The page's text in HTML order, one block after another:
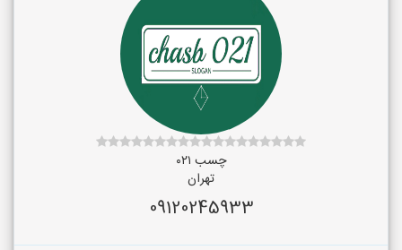
چسب ۰۲۱
تهران
09120245933